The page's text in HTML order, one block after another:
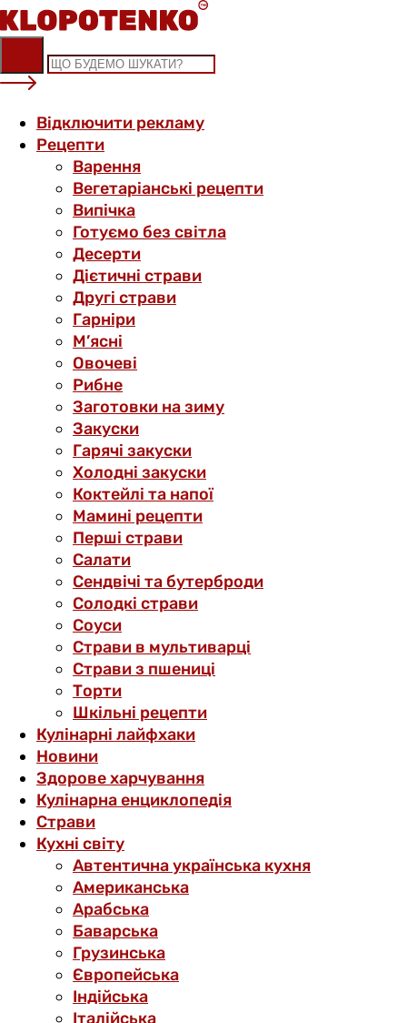
Skip
to
content
Відключити рекламу
Рецепти
Варення
Вегетаріанські рецепти
Випічка
Готуємо без світла
Десерти
Дієтичні страви
Другі страви
Гарніри
М’ясні
Овочеві
Рибне
Заготовки на зиму
Закуски
Гарячі закуски
Холодні закуски
Коктейлі та напої
Мамині рецепти
Перші страви
Салати
Сендвічі та бутерброди
Солодкі страви
Соуси
Страви в мультиварці
Страви з пшениці
Торти
Шкільні рецепти
Кулінарні лайфхаки
Новини
Здорове харчування
Кулінарна енциклопедія
Страви
Кухні світу
Автентична українська кухня
Американська
Арабська
Баварська
Грузинська
Європейська
Індійська
Італійська